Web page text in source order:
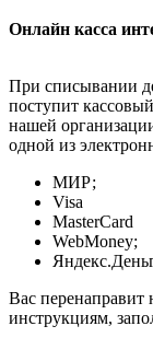
Онлайн касса
При списывании
поступит
нашей
одной из
МИР;
Visa
MasterCard
WebMoney;
Вас перенаправит
инструкциям,